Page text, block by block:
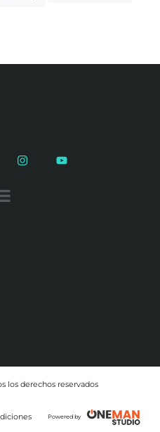
los derechos reservados
Powered by